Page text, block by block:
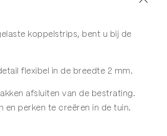
koppelstrips, bent u bij de
flexibel in de breedte 2 mm.
afsluiten van de bestrating.
en perken te creëren in de tuin.